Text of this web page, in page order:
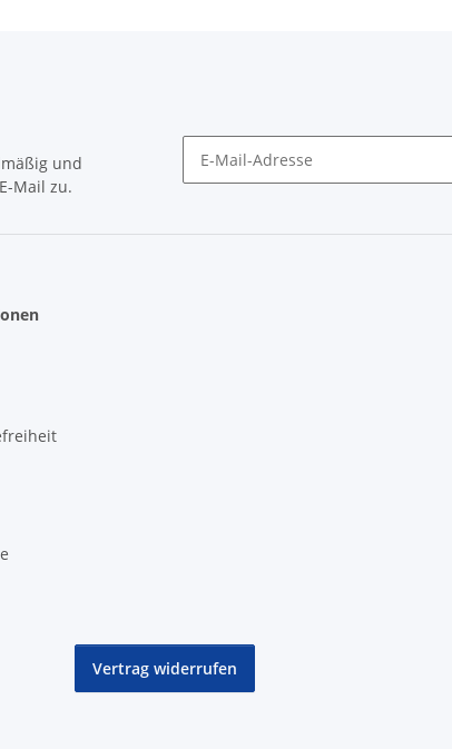
und
Mail zu.
Vertrag widerrufen